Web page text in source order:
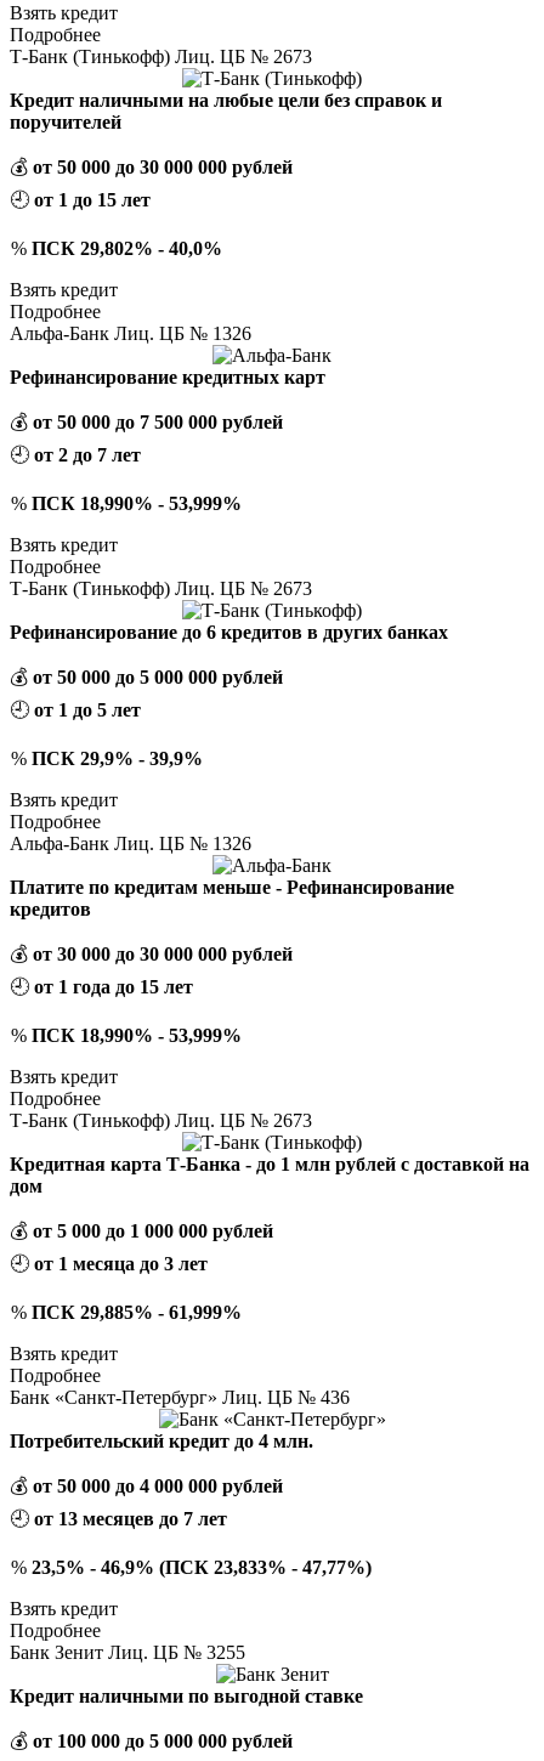
Взять кредит
Подробнее
Т-Банк (Тинькофф) Лиц. ЦБ № 2673
Кредит наличными на любые цели без справок и
поручителей
💰 от 50 000 до 30 000 000 рублей
🕘 от 1 до 15 лет
% ПСК 29,802% - 40,0%
Взять кредит
Подробнее
Альфа-Банк Лиц. ЦБ № 1326
Рефинансирование кредитных карт
💰 от 50 000 до 7 500 000 рублей
🕘 от 2 до 7 лет
% ПСК 18,990% - 53,999%
Взять кредит
Подробнее
Т-Банк (Тинькофф) Лиц. ЦБ № 2673
Рефинансирование до 6 кредитов в других банках
💰 от 50 000 до 5 000 000 рублей
🕘 от 1 до 5 лет
% ПСК 29,9% - 39,9%
Взять кредит
Подробнее
Альфа-Банк Лиц. ЦБ № 1326
Платите по кредитам меньше - Рефинансирование
кредитов
💰 от 30 000 до 30 000 000 рублей
🕘 от 1 года до 15 лет
% ПСК 18,990% - 53,999%
Взять кредит
Подробнее
Т-Банк (Тинькофф) Лиц. ЦБ № 2673
Кредитная карта Т-Банка - до 1 млн рублей с доставкой на
дом
💰 от 5 000 до 1 000 000 рублей
🕘 от 1 месяца до 3 лет
% ПСК 29,885% - 61,999%
Взять кредит
Подробнее
Банк «Санкт-Петербург» Лиц. ЦБ № 436
Потребительский кредит до 4 млн.
💰 от 50 000 до 4 000 000 рублей
🕘 от 13 месяцев до 7 лет
% 23,5% - 46,9% (ПСК 23,833% - 47,77%)
Взять кредит
Подробнее
Банк Зенит Лиц. ЦБ № 3255
Кредит наличными по выгодной ставке
💰 от 100 000 до 5 000 000 рублей